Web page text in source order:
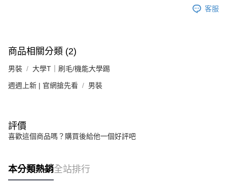
客服
商品相關分類 (2)
男裝 大學T｜刷毛/機能大學踢
週週上新 | 官網搶先看 男裝
評價
喜歡這個商品嗎？購買後給他一個好評吧
本分類熱銷全站排行